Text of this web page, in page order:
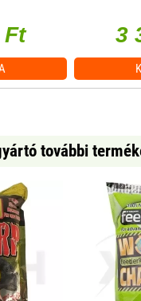
Ft 3
további